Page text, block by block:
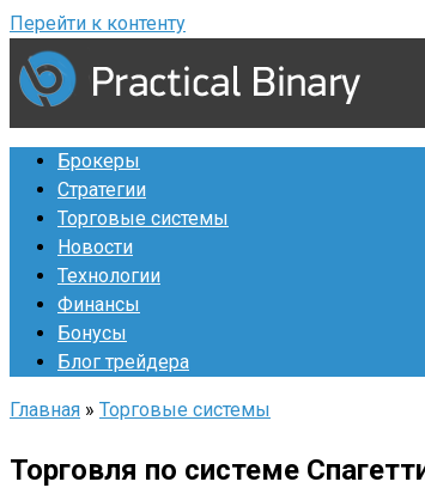
Перейти к контенту
Брокеры
Стратегии
Торговые системы
Новости
Технологии
Финансы
Бонусы
Блог трейдера
Главная » Торговые системы
Торговля по системе